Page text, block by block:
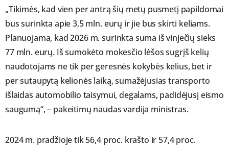
„Tikimės, kad vien per antrą šių metų pusmetį papildomai
bus surinkta apie 3,5 mln. eurų ir jie bus skirti keliams.
Planuojama, kad 2026 m. surinkta suma iš vinječių sieks
77 mln. eurų. Iš sumokėto mokesčio lėšos sugrįš kelių
naudotojams ne tik per geresnės kokybės kelius, bet ir
per sutaupytą kelionės laiką, sumažėjusias transporto
išlaidas automobilio taisymui, degalams, padidėjusį eismo
saugumą“, – pakeitimų naudas vardija ministras.
2024 m. pradžioje tik 56,4 proc. krašto ir 57,4 proc.